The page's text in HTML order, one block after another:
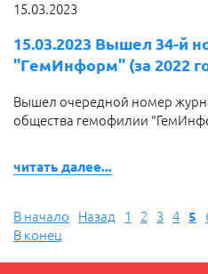
15.03.2023
15.03.2023 Вышел 34-й
"ГемИнформ" (за 2022
Вышел очередной номер
общества гемофилии
читать далее...
В начало Назад 1 2 3 4 5
В конец